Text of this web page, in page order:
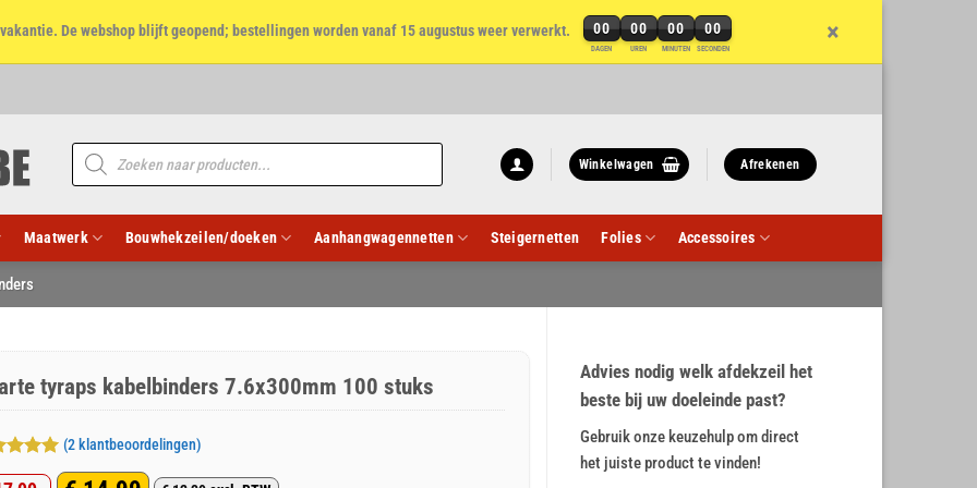
De webshop blijft geopend; bestellingen worden vanaf 15 augustus weer verwerkt. 00
DAGEN
00
UREN
00
MINUTEN
00
SECONDEN
×
Producten
zoeken
Winkelwagen Afrekenen
Maatwerk Bouwhekzeilen/doeken Aanhangwagennetten Steigernetten Folies Accessoires
Advies nodig welk afdekzeil het
beste bij uw doeleinde past?
Gebruik onze keuzehulp om direct
het juiste product te vinden!
tyraps kabelbinders 7.6x300mm 100 stuks
(2 klantbeoordelingen)